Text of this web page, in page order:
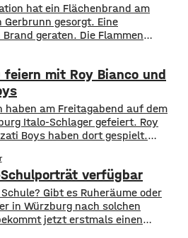
hat ein Flächenbrand am
gesorgt. Eine
geraten. Die Flammen
Quadratmetern aus. Auch
Zudem kamen die
und fünf
Den Feuerwehren
mit Roy Bianco und
haben am Freitagabend auf dem
Italo-Schlager gefeiert. Roy
Boys haben dort gespielt.
verfolgten viele Zaungäste bei
Straßen die Songs. Hier gibt es
vor dem
verfügbar
Gibt es Ruheräume oder
in Würzburg nach solchen
jetzt erstmals einen